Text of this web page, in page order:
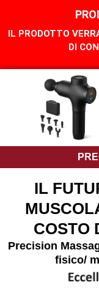
IL PRODOTTO
DI
IL
COSTO
Precision
fisico/